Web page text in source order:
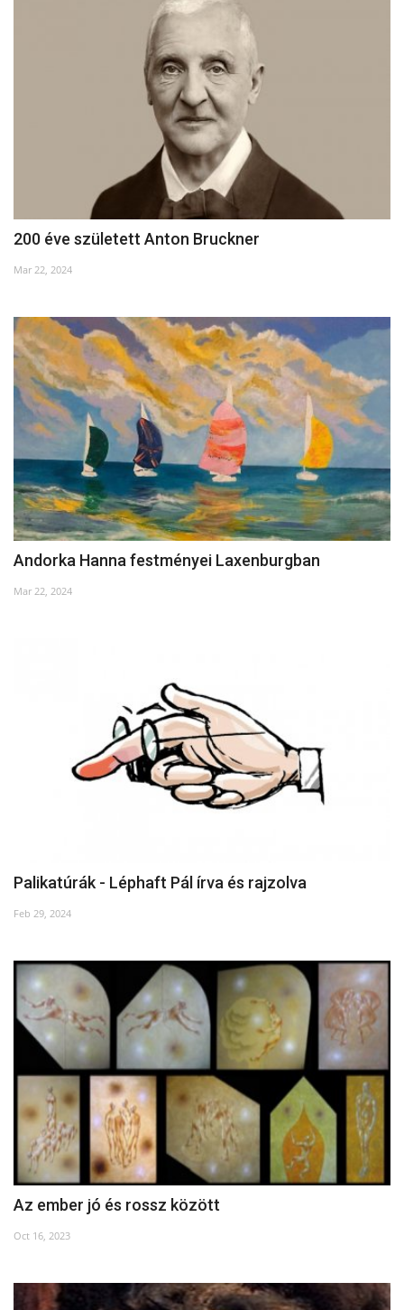
200 éve született Anton Bruckner
Mar 22, 2024
Andorka Hanna festményei Laxenburgban
Mar 22, 2024
Palikatúrák - Léphaft Pál írva és rajzolva
Feb 29, 2024
Az ember jó és rossz között
Oct 16, 2023